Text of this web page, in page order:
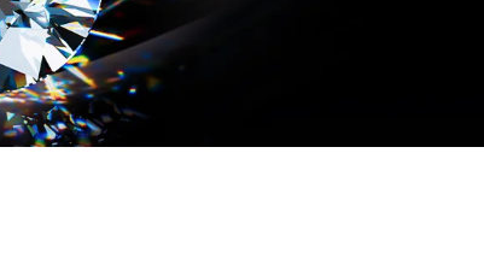
璀燦擁抱
風格戒指
迪士尼公主系列
黃金項鍊